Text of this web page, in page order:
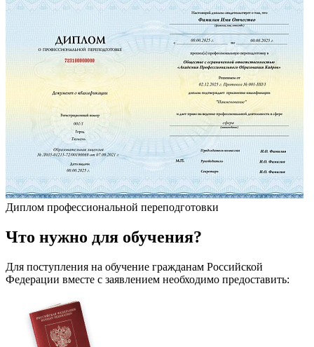
Диплом профессиональной переподготовки
Что нужно для обучения?
Для поступления на обучение гражданам Российской
Федерации вместе с заявлением необходимо предоставить: